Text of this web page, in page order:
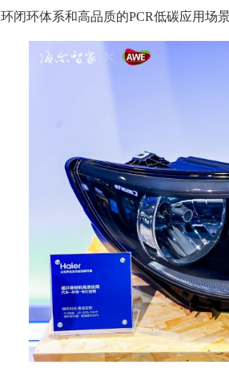
环闭环体系和高品质的PCR低碳应用场